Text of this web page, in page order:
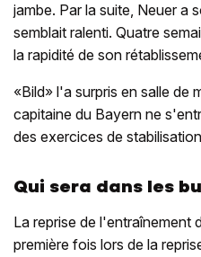
jambe. Par la suite, Neuer a
semblait ralenti. Quatre
la rapidité de son
«Bild» l'a surpris en salle de
capitaine du Bayern ne
des exercices de
Qui sera dans les
La reprise de l'entraînement
première fois lors de la